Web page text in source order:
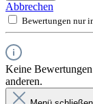
Abbrechen
Bewertungen nur
Keine
anderen.